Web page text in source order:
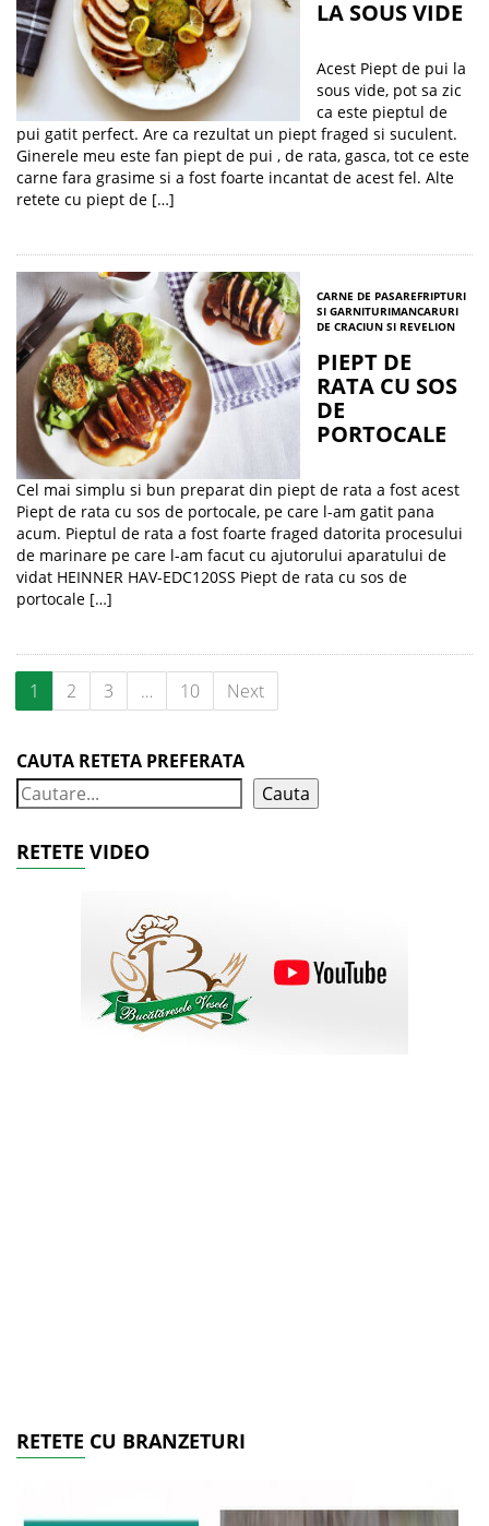
LA SOUS VIDE
Acest Piept de pui la
sous vide, pot sa zic
ca este pieptul de
pui gatit perfect. Are ca rezultat un piept fraged si suculent.
Ginerele meu este fan piept de pui , de rata, gasca, tot ce este
carne fara grasime si a fost foarte incantat de acest fel. Alte
retete cu piept de […]
CARNE DE PASAREFRIPTURI
SI GARNITURIMANCARURI
DE CRACIUN SI REVELION
PIEPT DE
RATA CU SOS
DE
PORTOCALE
Cel mai simplu si bun preparat din piept de rata a fost acest
Piept de rata cu sos de portocale, pe care l-am gatit pana
acum. Pieptul de rata a fost foarte fraged datorita procesului
de marinare pe care l-am facut cu ajutorului aparatului de
vidat HEINNER HAV-EDC120SS Piept de rata cu sos de
portocale […]
1 2 3 … 10 Next
CAUTA RETETA PREFERATA
Cauta
RETETE VIDEO
RETETE CU BRANZETURI